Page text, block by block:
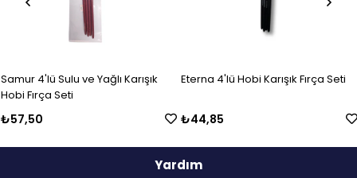
Samur 4'lü Sulu ve Yağlı Karışık
Hobi Fırça Seti
₺57,50
Eterna 4'lü Hobi Karışık Fırça Seti
₺44,85
Yardım